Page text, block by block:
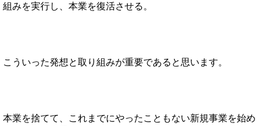
組みを実行し、本業を復活させる。
こういった発想と取り組みが重要であると思います。
本業を捨てて、これまでにやったこともない新規事業を始め